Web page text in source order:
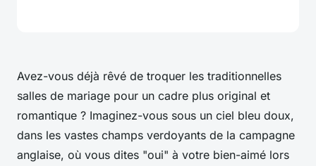
Avez-vous déjà rêvé de troquer les traditionnelles
salles de mariage pour un cadre plus original et
romantique ? Imaginez-vous sous un ciel bleu doux,
dans les vastes champs verdoyants de la campagne
anglaise, où vous dites "oui" à votre bien-aimé lors